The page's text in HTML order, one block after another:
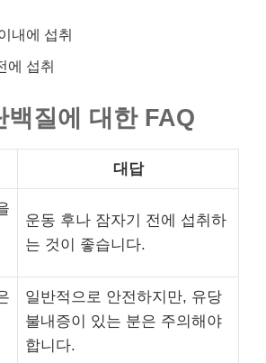
내에 섭취
에 섭취
백질에 대한 FAQ
대답
운동 후나 잠자기 전에 섭취하
는 것이 좋습니다.
일반적으로 안전하지만, 유당
불내증이 있는 분은 주의해야
합니다.